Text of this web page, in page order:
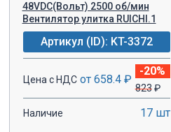
48VDC(Вольт) 2500 об/мин
Вентилятор улитка RUICHI.1
Артикул (ID): KT-3372
Цена с НДС от 658.4 ₽
-20%
823₽
Наличие 17 шт